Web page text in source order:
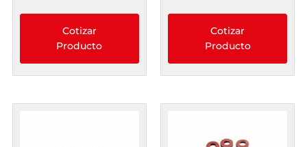
Cotizar
Producto
Cotizar
Producto